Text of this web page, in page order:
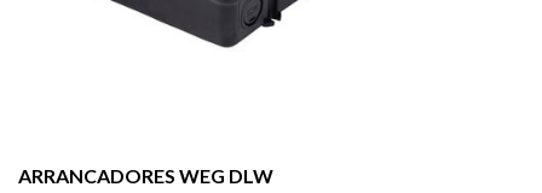
ARRANCADORES WEG DLW